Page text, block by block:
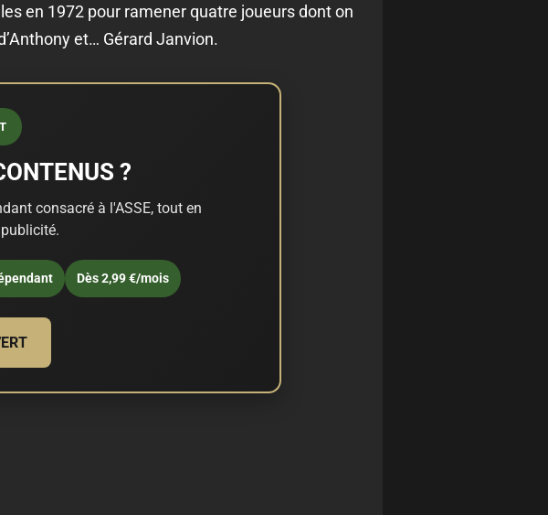
en 1972 pour ramener quatre joueurs dont on
et… Gérard Janvion.
?
consacré à l'ASSE, tout en
Dès 2,99 €/mois